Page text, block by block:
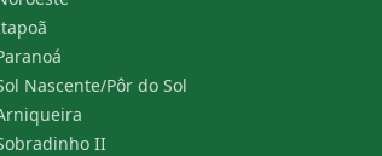
Nascente/Pôr do Sol
II